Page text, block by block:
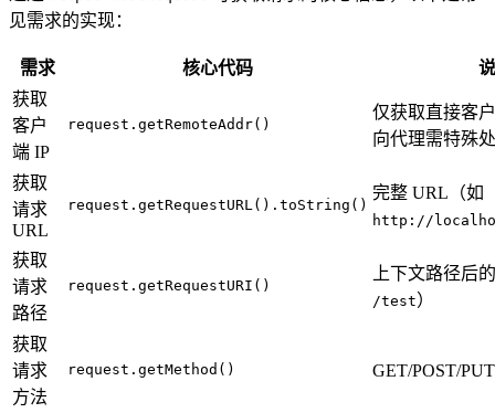
见需求的实现：
需求 核心代码
获取
客户
端 IP
request.getRemoteAddr()
仅获取直接客
向代理需特殊
获取
请求
URL
request.getRequestURL().toString()
完整 URL（如
http://
获取
请求
路径
request.getRequestURI()
上下文路径后
/test）
获取
请求
方法
request.getMethod() GET/POST/